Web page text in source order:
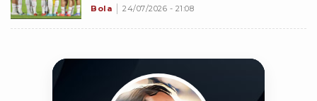
Bola 24/07/2026 - 21:08